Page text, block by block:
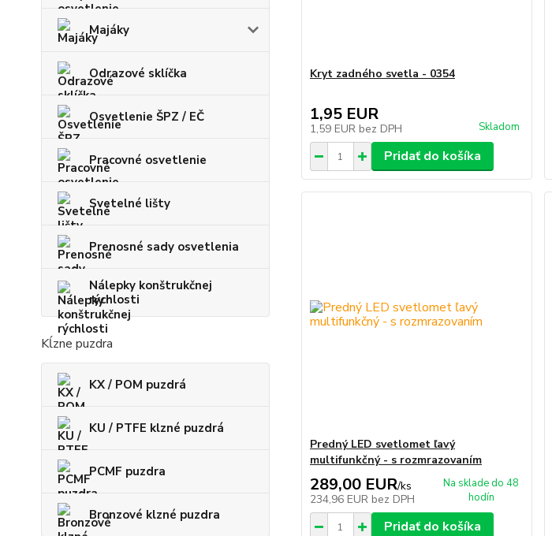
Majáky
Odrazové sklíčka
Osvetlenie ŠPZ / EČ
Pracovné osvetlenie
Svetelné lišty
Prenosné sady osvetlenia
Nálepky konštrukčnej
rýchlosti
Kĺzne puzdra
KX / POM puzdrá
KU / PTFE klzné puzdrá
PCMF puzdra
Bronzové klzné puzdra
Kryt zadného svetla - 0354
1,95 EUR
1,59 EUR bez DPH Skladom
Pridať do košíka
Predný LED svetlomet ľavý
multifunkčný - s rozmrazovaním
289,00 EUR/ks
234,96 EUR bez DPH
Na sklade do 48
hodín
Pridať do košíka